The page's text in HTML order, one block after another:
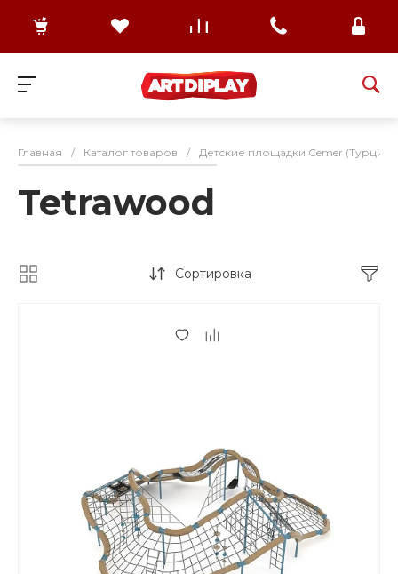
Главная / Каталог товаров / Детские площадки Cemer (Турция)
Tetrawood
Сортировка